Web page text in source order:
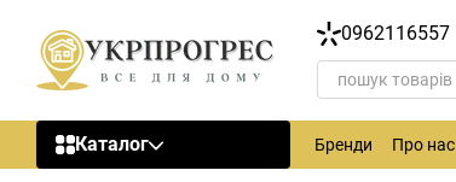
0962116557
Каталог Бренди Про нас